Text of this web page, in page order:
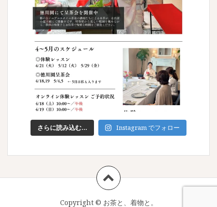
さらに読み込む... Instagram でフォロー
Copyright © お茶と、着物と。